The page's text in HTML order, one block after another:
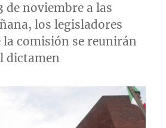
de noviembre a las
los legisladores
comisión se reunirán
dictamen